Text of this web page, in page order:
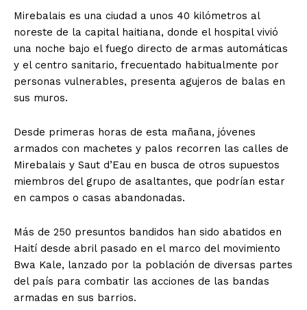
Mirebalais es una ciudad a unos 40 kilómetros al
noreste de la capital haitiana, donde el hospital vivió
una noche bajo el fuego directo de armas automáticas
y el centro sanitario, frecuentado habitualmente por
personas vulnerables, presenta agujeros de balas en
sus muros.
Desde primeras horas de esta mañana, jóvenes
armados con machetes y palos recorren las calles de
Mirebalais y Saut d’Eau en busca de otros supuestos
miembros del grupo de asaltantes, que podrían estar
en campos o casas abandonadas.
Más de 250 presuntos bandidos han sido abatidos en
Haití desde abril pasado en el marco del movimiento
Bwa Kale, lanzado por la población de diversas partes
del país para combatir las acciones de las bandas
armadas en sus barrios.